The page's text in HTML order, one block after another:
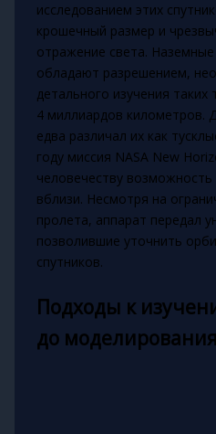
исследованием этих
крошечный размер и
отражение света.
обладают разрешением,
детального изучения
4 миллиардов километров.
едва различал их как
году миссия NASA New
человечеству
вблизи. Несмотря на
пролета, аппарат передал
позволившие уточнить
спутников.
Подходы к
до моделирования